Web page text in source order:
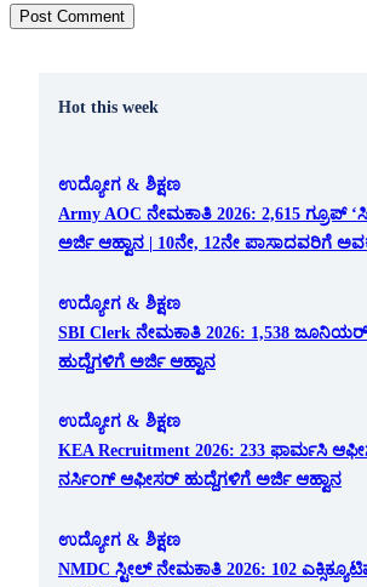
Hot this week
ಉದ್ಯೋಗ & ಶಿಕ್ಷಣ
Army AOC ನೇಮಕಾತಿ 2026: 2,615 ಗ್ರೂಪ್
ಅರ್ಜಿ ಆಹ್ವಾನ | 10ನೇ, 12ನೇ ಪಾಸಾದವರಿಗೆ
ಉದ್ಯೋಗ & ಶಿಕ್ಷಣ
SBI Clerk ನೇಮಕಾತಿ 2026: 1,538
ಹುದ್ದೆಗಳಿಗೆ ಅರ್ಜಿ ಆಹ್ವಾನ
ಉದ್ಯೋಗ & ಶಿಕ್ಷಣ
KEA Recruitment 2026: 233 ಫಾರ್ಮಸಿ
ನರ್ಸಿಂಗ್ ಆಫೀಸರ್ ಹುದ್ದೆಗಳಿಗೆ ಅರ್ಜಿ ಆಹ್ವಾನ
ಉದ್ಯೋಗ & ಶಿಕ್ಷಣ
NMDC ಸ್ಟೀಲ್ ನೇಮಕಾತಿ 2026: 102